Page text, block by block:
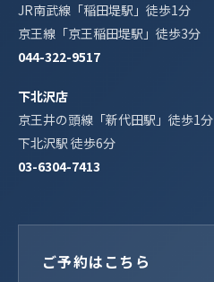
JR南武線「稲田堤駅」徒歩1分
京王線「京王稲田堤駅」徒歩3分
044-322-9517
下北沢店
京王井の頭線「新代田駅」徒歩1分
下北沢駅 徒歩6分
03-6304-7413
ご予約はこちら